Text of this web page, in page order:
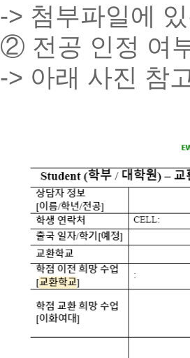
-> 첨부파일에
② 전공 인정 여
-> 아래 사진 참